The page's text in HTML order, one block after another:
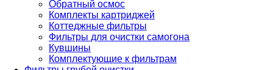
Обратный осмос
Комплекты картриджей
Коттеджные фильтры
Фильтры для очистки самогона
Кувшины
Комплектующие к фильтрам